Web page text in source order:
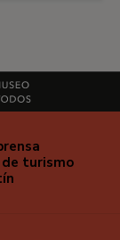
turismo